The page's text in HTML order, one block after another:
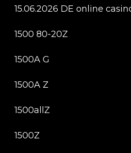
15.06.2026 DE online
1500 80-20Z
1500A G
1500A Z
1500allZ
1500Z